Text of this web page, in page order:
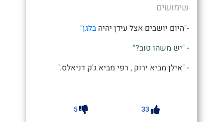
שימושים
-"היום יושבים אצל עידן יהיהבלגן"
- "יש משהו טוב?"
- "אילן מביא ירוק , רפי מביא ג'ק דניאלס."
33
5